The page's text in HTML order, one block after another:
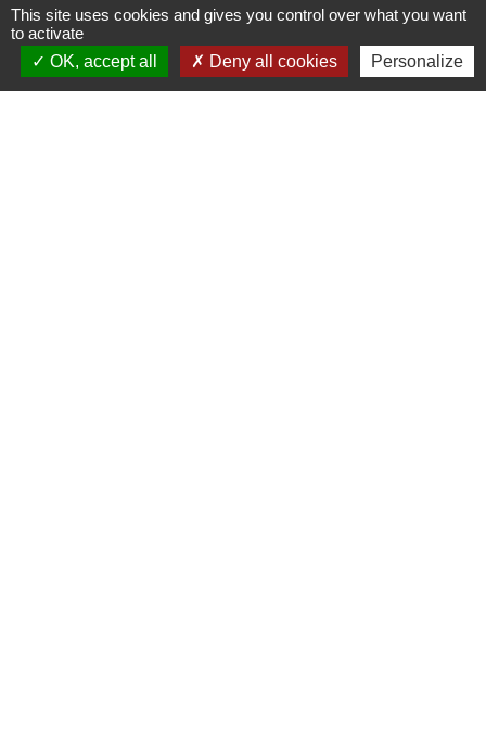
10, rue de la Mairie
69290 Saint-Genis-les-Ollières - FRANCE
+33 4 78 57 05 55
Contact par formulaire
This site uses cookies and gives you control over what you want
to activate
OK, accept all
Deny all cookies Personalize